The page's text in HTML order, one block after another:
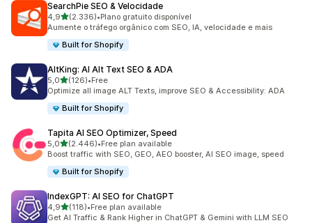
SearchPie SEO & Velocidade
4,9de 5 estrelas
(2.336)
2336 total de avaliações
•Plano gratuito disponível
Aumente o tráfego orgânico com SEO, IA, velocidade e mais
Built for Shopify
AltKing: AI Alt Text SEO & ADA
5,0de 5 estrelas
(126)
126 total de avaliações
•Free
Optimize all image ALT Texts, improve SEO & Accessibility: ADA
Built for Shopify
Tapita AI SEO Optimizer, Speed
5,0de 5 estrelas
(2.446)
2446 total de avaliações
•Free plan available
Boost traffic with SEO, GEO, AEO booster, AI SEO image, speed
Built for Shopify
IndexGPT: AI SEO for ChatGPT
4,9de 5 estrelas
(118)
118 total de avaliações
•Free plan available
Get AI Traffic & Rank Higher in ChatGPT & Gemini with LLM SEO